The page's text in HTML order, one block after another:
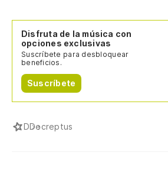
Disfruta de la música con
opciones exclusivas
Suscríbete para desbloquear
beneficios.
Suscríbete
DDecreptus